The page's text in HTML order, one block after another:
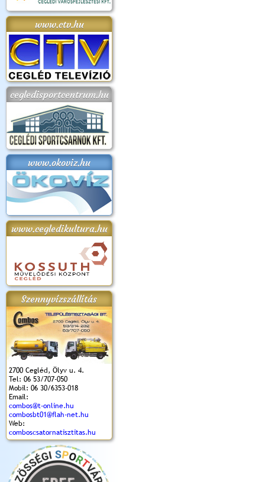
www.ctv.hu
cegledisportcentrum.hu
www.okoviz.hu
www.cegledikultura.hu
Szennyvízszállítás
2700 Cegléd, Ölyv u. 4.
Tel: 06 53/707-050
Mobil: 06 30/6353-018
Email:
combos@t-online.hu
combosbt01@flah-net.hu
Web:
comboscsatornatisztitas.hu
2018.
Kossuth Toborzó
Ünnepély
Szent István Ünnepe
(2017. 08. 20.)